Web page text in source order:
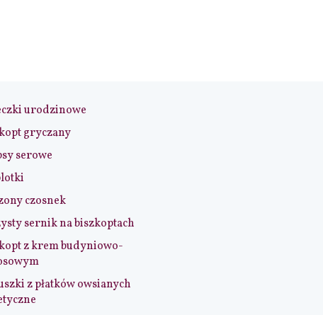
urodzinowe
gryczany
serowe
czosnek
sernik na biszkoptach
z krem budyniowo-
z płatków owsianych